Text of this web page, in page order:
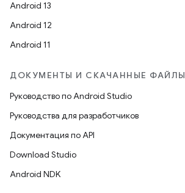
Android 13
Android 12
Android 11
ДОКУМЕНТЫ И СКАЧАННЫЕ ФАЙЛЫ
Руководство по Android Studio
Руководства для разработчиков
Документация по API
Download Studio
Android NDK